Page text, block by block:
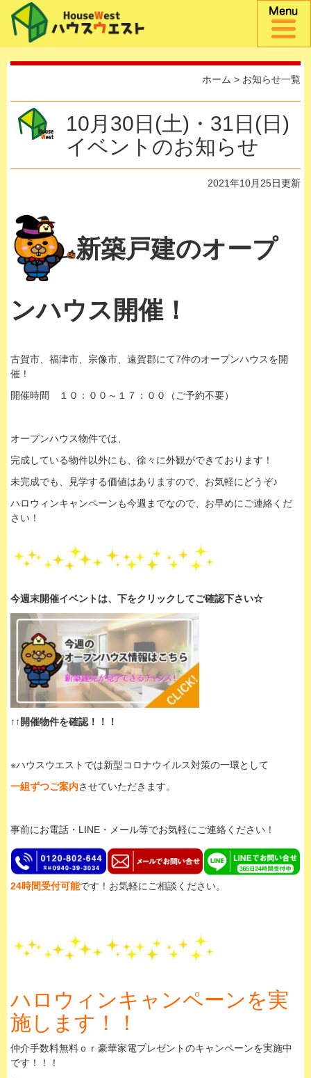
ホーム > お知らせ一覧
10月30日(土)・31日(日)
イベントのお知らせ
2021年10月25日更新
新築戸建のオープ
ンハウス開催！
古賀市、福津市、宗像市、遠賀郡にて7件のオープンハウスを開
催！
開催時間 １０：００～１７：００（ご予約不要）
オープンハウス物件では、
完成している物件以外にも、徐々に外観ができております！
未完成でも、見学する価値はありますので、お気軽にどうぞ♪
ハロウィンキャンペーンも今週までなので、お早めにご連絡くだ
さい！
今週末開催イベントは、下をクリックしてご確認下さい☆
↑↑開催物件を確認！！！
※ハウスウエストでは新型コロナウイルス対策の一環として
一組ずつご案内させていただきます。
事前にお電話・LINE・メール等でお気軽にご連絡ください！
24時間受付可能です！お気軽にご相談ください。
ハロウィンキャンペーンを実
施します！！
仲介手数料無料ｏｒ豪華家電プレゼントのキャンペーンを実施中
です！！！